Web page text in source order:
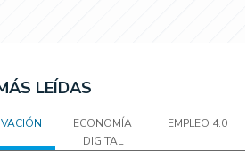
LEÍDAS
ECONOMÍA
DIGITAL
EMPLEO 4.0